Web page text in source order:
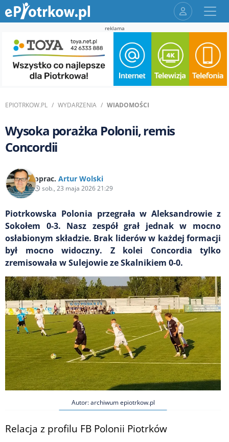
reklama
EPIOTRKOW.PL WYDARZENIA WIADOMOŚCI
Wysoka porażka Polonii, remis
Concordii
oprac. Artur Wolski
sob., 23 maja 2026 21:29
Piotrkowska Polonia przegrała w Aleksandrowie z
Sokołem 0-3. Nasz zespół grał jednak w mocno
osłabionym składzie. Brak liderów w każdej formacji
był mocno widoczny. Z kolei Concordia tylko
zremisowała w Sulejowie ze Skalnikiem 0-0.
Autor: archiwum epiotrkow.pl
Relacja z profilu FB Polonii Piotrków